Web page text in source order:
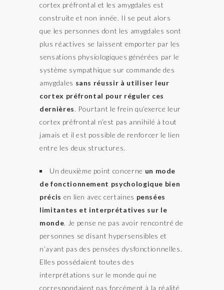
cortex préfrontal et les amygdales est
construite et non innée. Il se peut alors
que les personnes dont les amygdales sont
plus réactives se laissent emporter par les
sensations physiologiques générées par le
système sympathique sur commande des
amygdales sans réussir à utiliser leur
cortex préfrontal pour réguler ces
dernières. Pourtant le frein qu’exerce leur
cortex préfrontal n’est pas annihilé à tout
jamais et il est possible de renforcer le lien
entre les deux structures.
Un deuxième point concerne un mode
de fonctionnement psychologique bien
précis en lien avec certaines pensées
limitantes et interprétatives sur le
monde. Je pense ne pas avoir rencontré de
personnes se disant hypersensibles et
n’ayant pas des pensées dysfonctionnelles.
Elles possédaient toutes des
interprétations sur le monde qui ne
correspondaient pas forcément à la réalité